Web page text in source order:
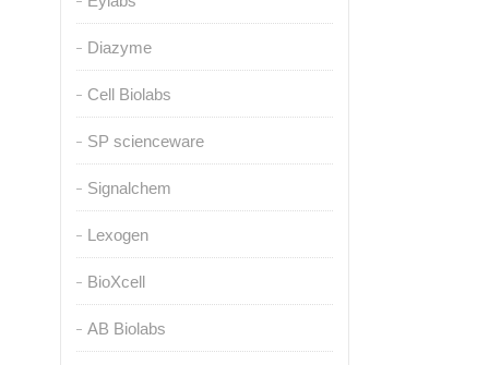
Diazyme
Cell Biolabs
SP scienceware
Signalchem
Lexogen
BioXcell
AB Biolabs